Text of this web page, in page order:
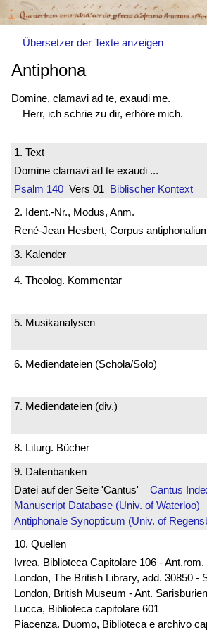
Übersetzer der Texte anzeigen
Antiphona
Domine, clamavi ad te, exaudi me.
Herr, ich schrie zu dir, erhöre mich.
1. Text
Domine clamavi ad te exaudi ...
Psalm 140 Vers 01 Biblischer Kontext
2. Ident.-Nr., Modus, Anm.
René-Jean Hesbert, Corpus
3. Kalender
4. Theolog. Kommentar
5. Musikanalysen
6. Mediendateien (Schola/Solo)
7. Mediendateien (div.)
8. Liturg. Bücher
9. Datenbanken
Datei auf der Seite 'Cantus' Cantus
Manuscript Database (Univ. of Waterloo)
Antiphonale Synopticum (Univ. of
10. Quellen
Ivrea, Biblioteca Capitolare 106 -
London, The British Library, add. 30850 -
London, British Museum - Ant.
Lucca, Biblioteca capitolare 601
Piacenza. Duomo, Biblioteca e archivo